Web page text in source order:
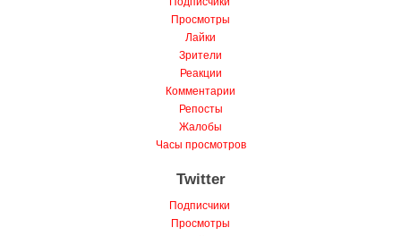
Просмотры
Лайки
Зрители
Реакции
Комментарии
Репосты
Жалобы
Часы просмотров
Просмотры
Лайки